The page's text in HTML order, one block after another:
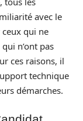
avec le
qui ne
n’ont pas
ces raisons, il
technique
démarches.